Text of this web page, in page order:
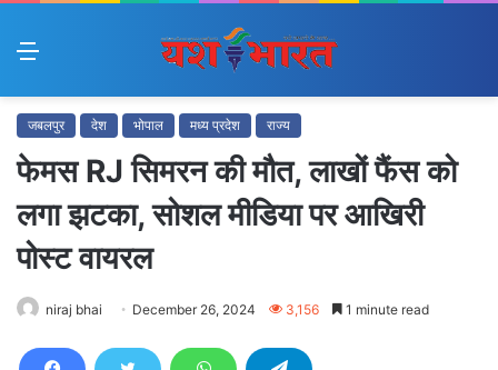
Menu
जबलपुर देश भोपाल मध्य प्रदेश राज्य
फेमस RJ सिमरन की मौत, लाखों फैंस को
लगा झटका, सोशल मीडिया पर आखिरी
पोस्ट वायरल
niraj bhai December 26, 2024 3,156 1 minute read